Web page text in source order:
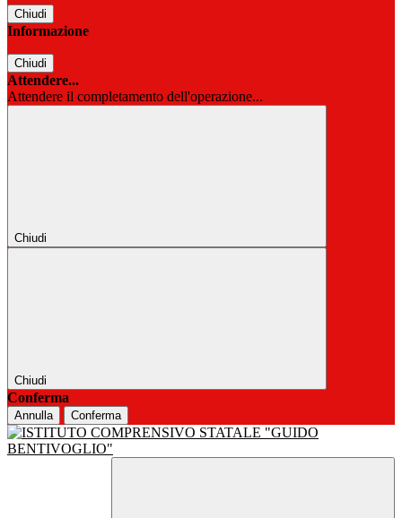
Chiudi
Informazione
Chiudi
Attendere...
Attendere il completamento dell'operazione...
Chiudi
Chiudi
Conferma
Annulla Conferma